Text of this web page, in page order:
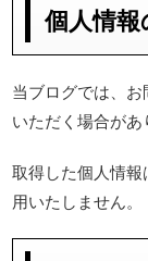
個人情
当ブログでは、
いただく場合があ
取得した個人情
用いたしません。